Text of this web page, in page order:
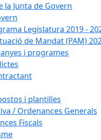
la Junta de Govern
Legislatura 2019 -
de Mandat (PAM)
i programes
i plantilles
/ Ordenances Generals
Fiscals